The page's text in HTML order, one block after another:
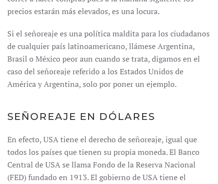
precios estarán más elevados, es una locura.
Si el señoreaje es una política maldita para los ciudadanos
de cualquier país latinoamericano, llámese Argentina,
Brasil o México peor aun cuando se trata, digamos en el
caso del señoreaje referido a los Estados Unidos de
América y Argentina, solo por poner un ejemplo.
SEÑOREAJE EN DÓLARES
En efecto, USA tiene el derecho de señoreaje, igual que
todos los países que tienen su propia moneda. El Banco
Central de USA se llama Fondo de la Reserva Nacional
(FED) fundado en 1913. El gobierno de USA tiene el